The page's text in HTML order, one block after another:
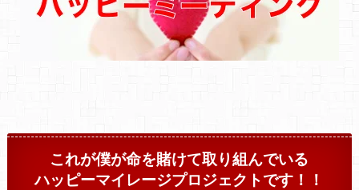
これが僕が命を賭けて取り組んでいる
ハッピーマイレージプロジェクトです！！